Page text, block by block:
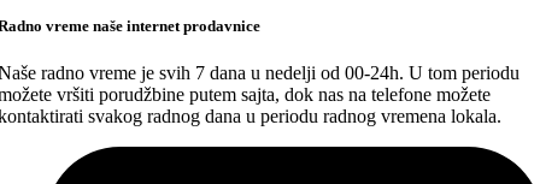
vreme naše internet prodavnice
radno vreme je svih 7 dana u nedelji od 00-24h. U tom periodu
vršiti porudžbine putem sajta, dok nas na telefone možete
svakog radnog dana u periodu radnog vremena lokala.